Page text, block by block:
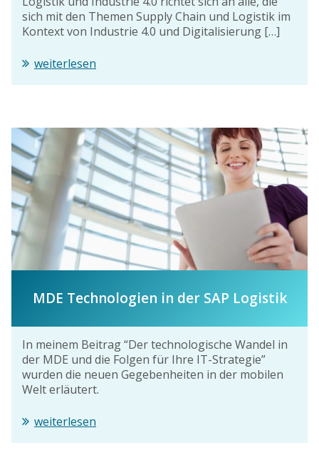
sich mit den Themen Supply Chain und Logistik im
Kontext von Industrie 4.0 und Digitalisierung […]
weiterlesen
MDE Technologien in der SAP Logistik
In meinem Beitrag “Der technologische Wandel in
der MDE und die Folgen für Ihre IT-Strategie”
wurden die neuen Gegebenheiten in der mobilen
Welt erläutert.
weiterlesen